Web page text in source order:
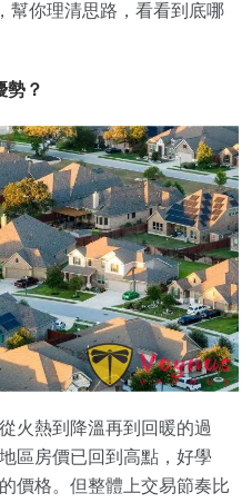
幫你理清思路，看看到底哪
勢？
火熱到降溫再到回暖的過
區房價已回到高點，好學
價格。但整體上交易節奏比